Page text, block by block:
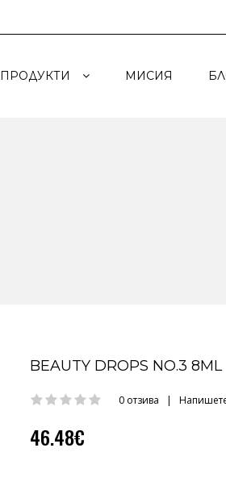
ПРОДУКТИ МИСИЯ
BEAUTY DROPS NO.3 8ML
0 отзива |
46.48€